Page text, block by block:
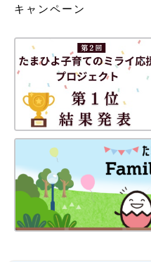
に仕上げても良いですね。
【ユニクロ】クラシカ
ピッタリ！「スウェー
ー」
キャンペーン